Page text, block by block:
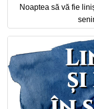
Noaptea să vă fie